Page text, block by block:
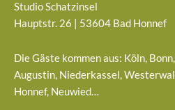
Studio Schatzinsel
Hauptstr. 26 | 53604 Bad Honnef
Die Gäste kommen aus: Köln,
Augustin, Niederkassel,
Honnef, Neuwied…